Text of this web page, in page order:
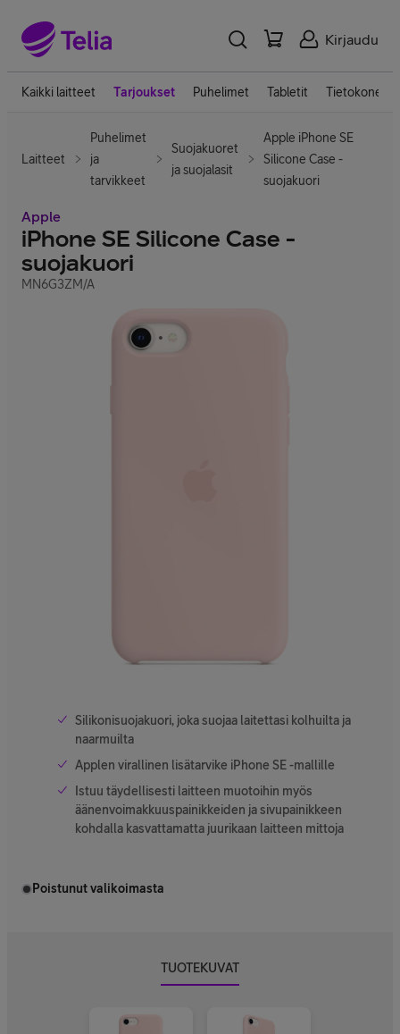
Kirjaudu
Kaikki laitteet Tarjoukset Puhelimet Tabletit Tietokoneet
Laitteet
Puhelimet
ja
tarvikkeet
Suojakuoret
ja suojalasit
Apple iPhone SE
Silicone Case -
suojakuori
Apple
iPhone SE Silicone Case -
suojakuori
MN6G3ZM/A
Silikonisuojakuori, joka suojaa laitettasi kolhuilta ja
naarmuilta
Applen virallinen lisätarvike iPhone SE -mallille
Istuu täydellisesti laitteen muotoihin myös
äänenvoimakkuuspainikkeiden ja sivupainikkeen
kohdalla kasvattamatta juurikaan laitteen mittoja
Poistunut valikoimasta
TUOTEKUVAT